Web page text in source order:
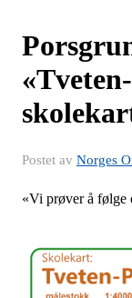
Postet av Norges
«Vi prøver å følge